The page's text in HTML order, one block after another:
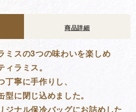
商品詳細
ミスの3つの味わいを楽しめ
ラミス。
寧に手作りし、
に閉じ込めました。
ジナル保冷バッグにお詰めした